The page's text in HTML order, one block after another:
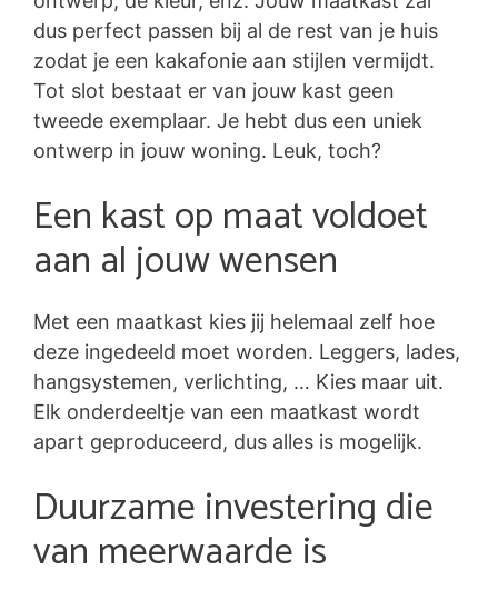
dus perfect passen bij al de rest van je huis
zodat je een kakafonie aan stijlen vermijdt.
Tot slot bestaat er van jouw kast geen
tweede exemplaar. Je hebt dus een uniek
ontwerp in jouw woning. Leuk, toch?
Een kast op maat voldoet
aan al jouw wensen
Met een maatkast kies jij helemaal zelf hoe
deze ingedeeld moet worden. Leggers, lades,
hangsystemen, verlichting, … Kies maar uit.
Elk onderdeeltje van een maatkast wordt
apart geproduceerd, dus alles is mogelijk.
Duurzame investering die
van meerwaarde is